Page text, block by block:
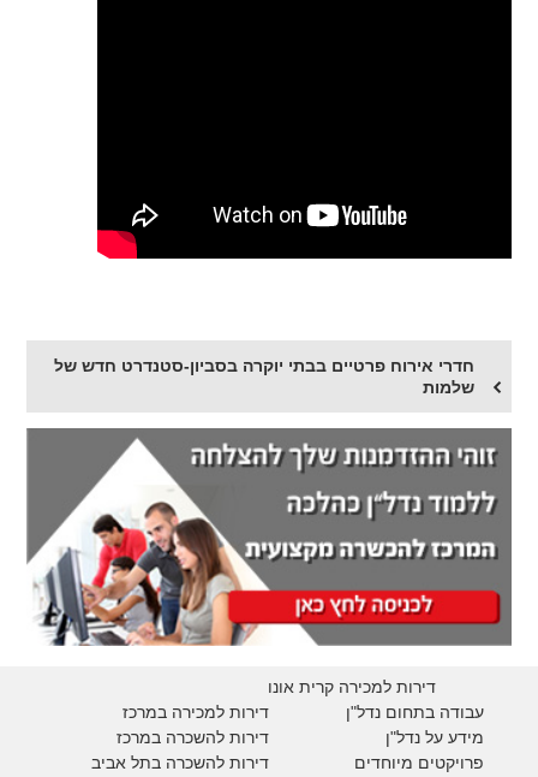
חדרי אירוח פרטיים בבתי יוקרה בסביון-סטנדרט חדש של
שלמות
דירות למכירה קרית אונו
דירות למכירה במרכז
דירות להשכרה במרכז
דירות להשכרה בתל אביב
עבודה בתחום נדל"ן
מידע על נדל"ן
פרויקטים מיוחדים